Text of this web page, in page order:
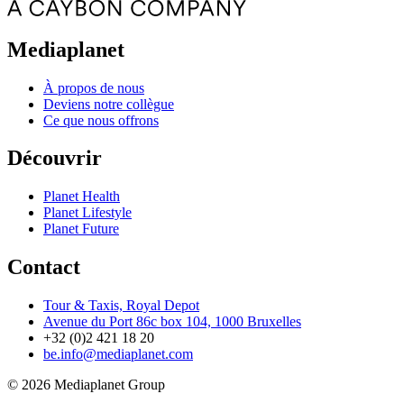
Mediaplanet
À propos de nous
Deviens notre collègue
Ce que nous offrons
Découvrir
Planet Health
Planet Lifestyle
Planet Future
Contact
Tour & Taxis, Royal Depot
Avenue du Port 86c box 104, 1000 Bruxelles
+32 (0)2 421 18 20
be.info@mediaplanet.com
© 2026 Mediaplanet Group